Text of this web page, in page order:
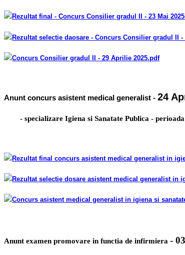
Rezultat final - Concurs Consilier gradul II - 23 Mai 2025
Rezultat selectie daosare - Concurs Consilier gradul II -
Concurs Consilier gradul II - 29 Aprilie 2025.pdf
Anunt concurs asistent medical generalist - 24
- specializare Igiena si Sanatate Publica -
Rezultat final concurs asistent medical generalist in
Rezultat selectie dosare asistent medical generalist in
Concurs asistent medical generalist in igiena si
Anunt examen promovare in functia de infirmiera -